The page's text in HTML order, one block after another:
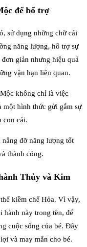
để bổ trợ
sử dụng những chữ cái
năng lượng, hỗ trợ sự
giản nhưng hiệu quả
vận hạn liên quan.
không chỉ là việc
một hình thức gửi gắm sự
con cái.
đỡ năng lượng tốt
thành công.
Thủy và Kim
kiềm chế Hỏa. Vì vậy,
hành này trong tên, để
cuộc sống của bé. Đây
và may mắn cho bé.